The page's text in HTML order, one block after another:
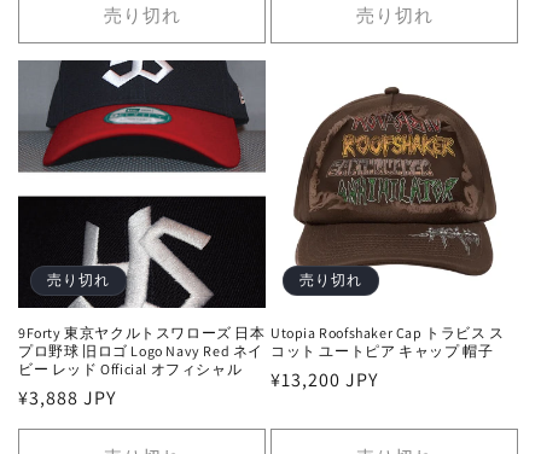
格
売り切れ 売り切れ
売り切れ
9Forty 東京ヤクルトスワローズ 日本
プロ野球 旧ロゴ Logo Navy Red ネイ
ビー レッド Official オフィシャル
通
常
¥3,888 JPY
売り切れ
Utopia Roofshaker Cap トラビス ス
コット ユートピア キャップ 帽子
通
価
¥13,200 JPY